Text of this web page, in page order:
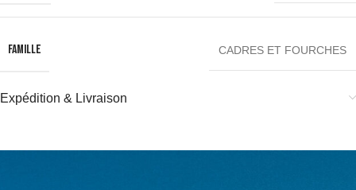
FAMILLE CADRES ET FOURCHES
Expédition & Livraison